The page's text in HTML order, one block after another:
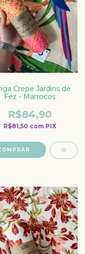
Crepe Jardins de
Fez - Marrocos
R$84,90
R$81,50 com PIX